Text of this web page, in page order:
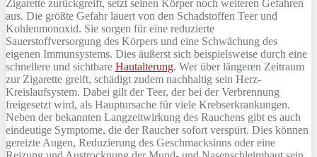
Zigarette zurückgreift, setzt seinen Körper noch weiteren Gefahren
aus. Die größte Gefahr lauert von den Schadstoffen Teer und
Kohlenmonoxid. Sie sorgen für eine reduzierte
Sauerstoffversorgung des Körpers und eine Schwächung des
eigenen Immunsystems. Dies äußerst sich beispielsweise durch eine
schnellere und sichtbare Hautalterung. Wer über längeren Zeitraum
zur Zigarette greift, schädigt zudem nachhaltig sein Herz-
Kreislaufsystem. Dabei gilt der Teer, der bei der Verbrennung
freigesetzt wird, als Hauptursache für viele Krebserkrankungen.
Neben der bekannten Langzeitwirkung des Rauchens gibt es auch
eindeutige Symptome, die der Raucher sofort verspürt. Dies können
gereizte Augen, Reduzierung des Geschmacksinns oder eine